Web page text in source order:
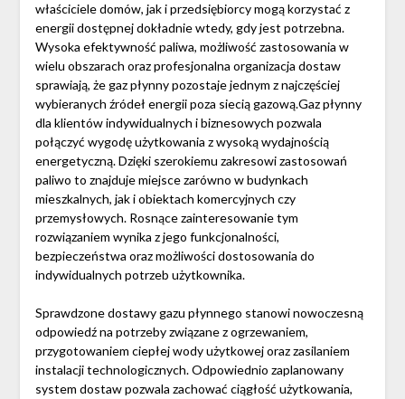
właściciele domów, jak i przedsiębiorcy mogą korzystać z
energii dostępnej dokładnie wtedy, gdy jest potrzebna.
Wysoka efektywność paliwa, możliwość zastosowania w
wielu obszarach oraz profesjonalna organizacja dostaw
sprawiają, że gaz płynny pozostaje jednym z najczęściej
wybieranych źródeł energii poza siecią gazową.Gaz płynny
dla klientów indywidualnych i biznesowych pozwala
połączyć wygodę użytkowania z wysoką wydajnością
energetyczną. Dzięki szerokiemu zakresowi zastosowań
paliwo to znajduje miejsce zarówno w budynkach
mieszkalnych, jak i obiektach komercyjnych czy
przemysłowych. Rosnące zainteresowanie tym
rozwiązaniem wynika z jego funkcjonalności,
bezpieczeństwa oraz możliwości dostosowania do
indywidualnych potrzeb użytkownika.
Sprawdzone dostawy gazu płynnego stanowi nowoczesną
odpowiedź na potrzeby związane z ogrzewaniem,
przygotowaniem ciepłej wody użytkowej oraz zasilaniem
instalacji technologicznych. Odpowiednio zaplanowany
system dostaw pozwala zachować ciągłość użytkowania,